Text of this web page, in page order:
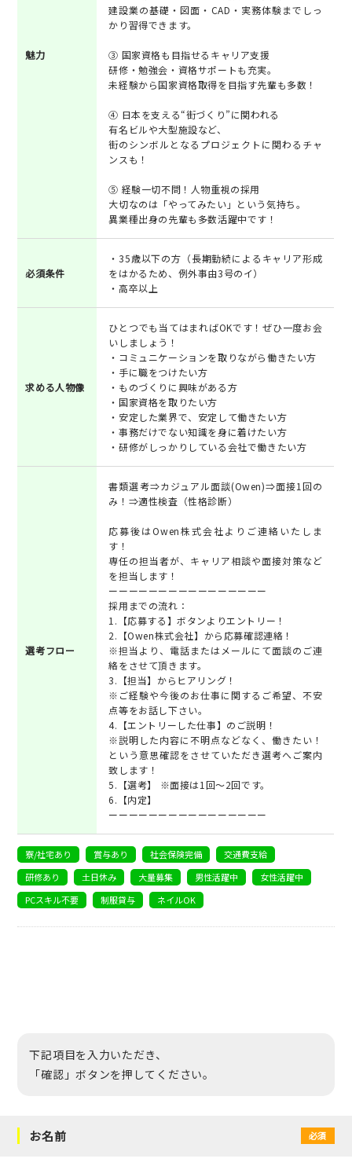
魅力
建設業の基礎・図面・CAD・実務体験までしっ
かり習得できます。
③ 国家資格も目指せるキャリア支援
研修・勉強会・資格サポートも充実。
未経験から国家資格取得を目指す先輩も多数！
④ 日本を支える“街づくり”に関われる
有名ビルや大型施設など、
街のシンボルとなるプロジェクトに関わるチャ
ンスも！
⑤ 経験一切不問！人物重視の採用
大切なのは「やってみたい」という気持ち。
異業種出身の先輩も多数活躍中です！
必須条件
・35歳以下の方（長期勤続によるキャリア形成
をはかるため、例外事由3号のイ）
・高卒以上
求める人物像
ひとつでも当てはまればOKです！ぜひ一度お会
いしましょう！
・コミュニケーションを取りながら働きたい方
・手に職をつけたい方
・ものづくりに興味がある方
・国家資格を取りたい方
・安定した業界で、安定して働きたい方
・事務だけでない知識を身に着けたい方
・研修がしっかりしている会社で働きたい方
選考フロー
書類選考⇒カジュアル面談(Owen)⇒面接1回の
み！⇒適性検査（性格診断）
応募後はOwen株式会社よりご連絡いたしま
す！
専任の担当者が、キャリア相談や面接対策など
を担当します！
ーーーーーーーーーーーーーーーー
採用までの流れ：
1.【応募する】ボタンよりエントリー！
2.【Owen株式会社】から応募確認連絡！
※担当より、電話またはメールにて面談のご連
絡をさせて頂きます。
3.【担当】からヒアリング！
※ご経験や今後のお仕事に関するご希望、不安
点等をお話し下さい。
4.【エントリーした仕事】のご説明！
※説明した内容に不明点などなく、働きたい！
という意思確認をさせていただき選考へご案内
致します！
5.【選考】 ※面接は1回～2回です。
6.【内定】
ーーーーーーーーーーーーーーーー
寮/社宅あり 賞与あり 社会保険完備
交通費支給
研修あり
土日休み 大量募集 男性活躍中
女性活躍中
PCスキル不要
制服貸与 ネイルOK
下記項目を入力いただき、
「確認」ボタンを押してください。
お名前 必須